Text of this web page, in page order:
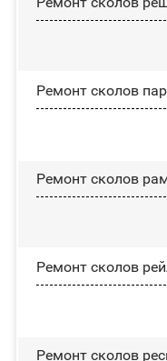
Ремонт сколов
Ремонт сколов
Ремонт сколов
Ремонт сколов